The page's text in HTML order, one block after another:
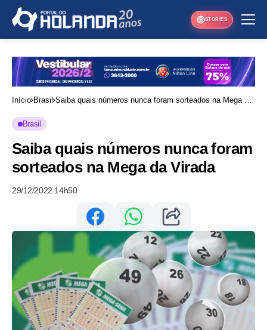
STORIES
Início Brasil Saiba quais números nunca foram sorteados na Mega da
Brasil
Saiba quais números nunca foram
sorteados na Mega da Virada
29/12/2022 14h50